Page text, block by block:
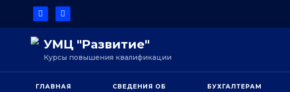
УМЦ "Развитие"
Курсы повышения квалификации
ГЛАВНАЯ
СВЕДЕНИЯ ОБ
БУХГАЛТЕРАМ